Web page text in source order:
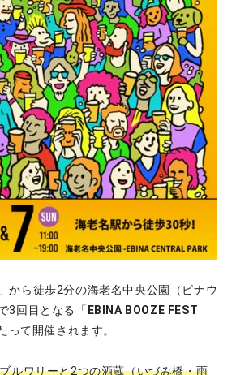
から徒歩2分の海老名中央公園（ビナウ
3回目となる「 EBINA BOOZE FEST
って開催されます。
ルワリーと2つの酒蔵（いづみ橋・雨